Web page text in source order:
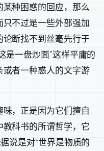
种困惑的回应，那么
不过是一些外部强加
断找不到丝毫先行于
是一盘炒面”这样平庸的
者一种惑人的文字游
，正是因为它们擅自
科书的所谓哲学，它
说是对“世界是物质的